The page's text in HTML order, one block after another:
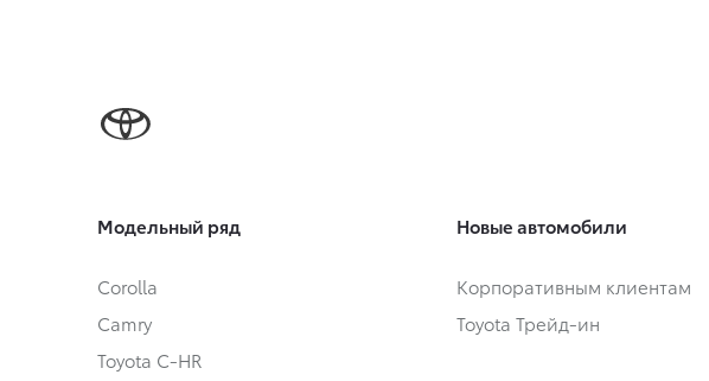
Модельный ряд
Corolla
Camry
Toyota C-HR
Новые автомобили
Корпоративным клиентам
Toyota Трейд-ин